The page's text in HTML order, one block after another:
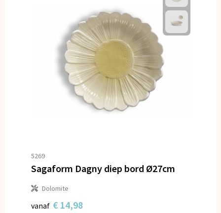
5269
Sagaform Dagny diep bord Ø27cm
Dolomite
vanaf € 14,98